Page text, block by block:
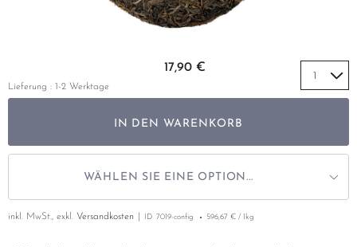
EMPFEHLUNGEN
GELBER TEE
SETS & GIFTS
PHOENIX DANCONG
ZHANGPING SHUI XIAN
JAPAN
THAILAND
SETS & GIFTS
TÜRKEI
NACH SORTE
SELTENE INCENCES17,90 €
WÄHLEN SIE EINE OPTION...
IN DEN WARENKORB
Lieferung : 1-2 Werktage
inkl. MwSt., exkl. Versandkosten ID 7019-config 596,67 € / 1kg